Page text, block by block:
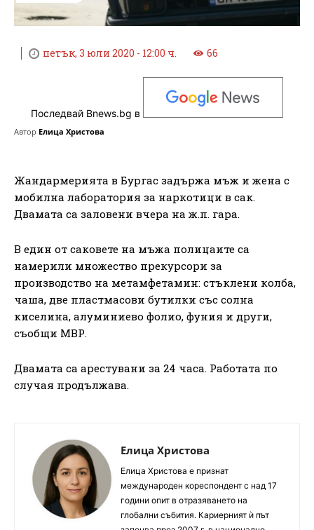
петък, 3 юли 2020 - 12:00 ч. 66
Последвай Bnews.bg в
Автор Елица Христова
Жандармерията в Бургас задържа мъж и жена с
мобилна лаборатория за наркотици в сак.
Двамата са заловени вчера на ж.п. гара.
В един от саковете на мъжа полицаите са
намерили множество прекурсори за
производство на метамфетамин: стъклени колба,
чаша, две пластмасови бутилки със солна
киселина, алуминиево фолио, фуния и други,
съобщи МВР.
Двамата са арестувани за 24 часа. Работата по
случая продължава.
Елица Христова
Елица Христова е признат
международен кореспондент с над 17
години опит в отразяването на
глобални събития. Кариерният ѝ път